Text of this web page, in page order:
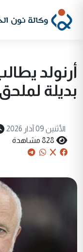
أرنولد
بديلة
الأثنين 09 آذار 2026
828 مشاهدة